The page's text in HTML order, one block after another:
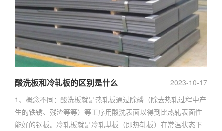
2023-10-17
酸洗板和冷轧板的区别是什么
1、概念不同：酸洗板就是热轧板通过除磷（除去热轧过程中产
生的铁锈、残渣等等）等工序用酸洗表面以得到比热轧表面性
能好的钢板。冷轧板就是冷轧基板（即热轧板）在常温状态下